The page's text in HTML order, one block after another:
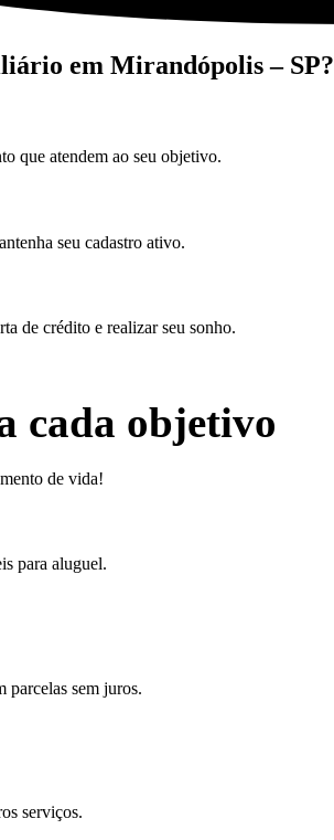
em Mirandópolis – SP?
que atendem ao seu objetivo.
seu cadastro ativo.
de crédito e realizar seu sonho.
cada objetivo
de vida!
para aluguel.
parcelas sem juros.
serviços.